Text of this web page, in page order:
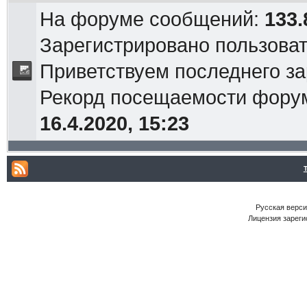
На форуме сообщений:
Зарегистрировано
Приветствуем последнего
Рекорд посещаемости
16.4.2020, 15:23
Русская
Лицензия